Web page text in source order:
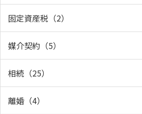
固定資産税（2）
媒介契約（5）
相続（25）
離婚（4）